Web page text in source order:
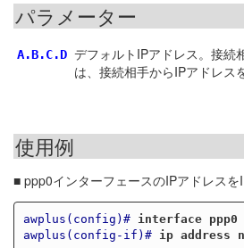
パラメーター
A.B.C.D デフォルトIPアドレス。接続
は、接続相手からIPアドレス
使用例
■ ppp0インターフェースのIPアドレスを
awplus(config)# interface ppp0
awplus(config-if)#
ip address